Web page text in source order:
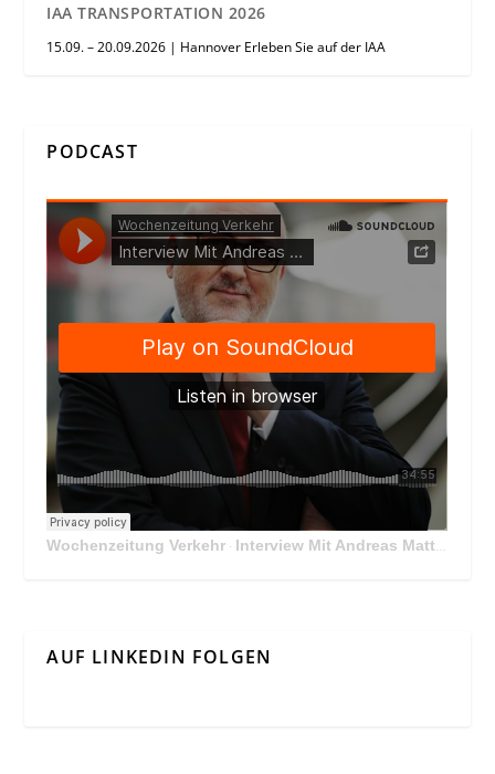
IAA TRANSPORTATION 2026
15.09. – 20.09.2026 | Hannover Erleben Sie auf der IAA
PODCAST
Wochenzeitung Verkehr · Interview Mit Andreas Matthä, CEO der ÖBB Holding
AUF LINKEDIN FOLGEN